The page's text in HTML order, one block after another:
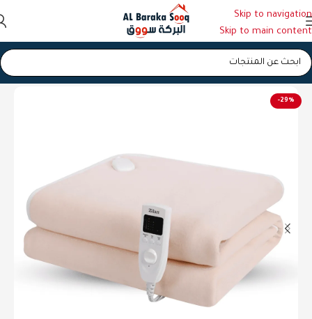
Skip to navigation
Skip to main content
الرئيسية/حرام كهرباء
-29%